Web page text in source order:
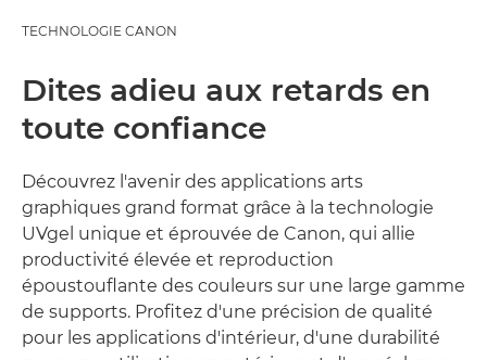
ALLER PLUS LOIN
TECHNOLOGIE CANON
Dites adieu aux retards en
toute confiance
Découvrez l'avenir des applications arts
graphiques grand format grâce à la technologie
UVgel unique et éprouvée de Canon, qui allie
productivité élevée et reproduction
époustouflante des couleurs sur une large gamme
de supports. Profitez d'une précision de qualité
pour les applications d'intérieur, d'une durabilité